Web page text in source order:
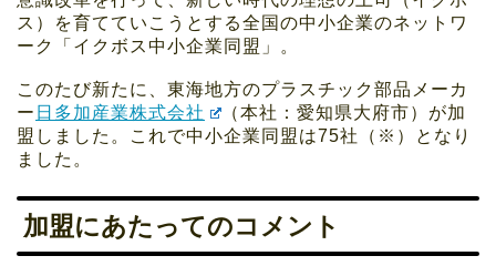
ス）を育てていこうとする全国の中小企業のネットワ
ーク「イクボス中小企業同盟」。
このたび新たに、東海地方のプラスチック部品メーカ
ー 日多加産業株式会社
（本社：愛知県大府市）が加
盟しました。これで中小企業同盟は75社（※）となり
ました。
加盟にあたってのコメント